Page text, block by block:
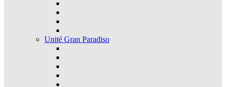
Unité Gran Paradiso